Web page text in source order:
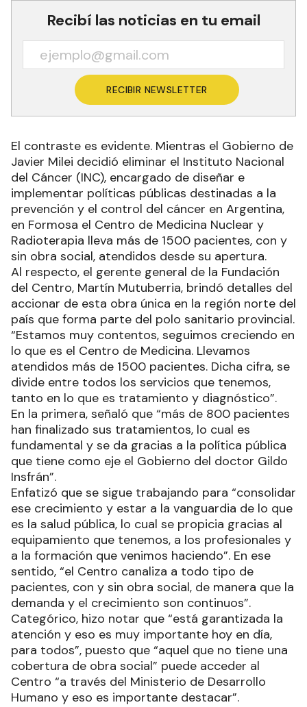
Recibí las noticias en tu email
RECIBIR NEWSLETTER
El contraste es evidente. Mientras el Gobierno de
Javier Milei decidió eliminar el Instituto Nacional
del Cáncer (INC), encargado de diseñar e
implementar políticas públicas destinadas a la
prevención y el control del cáncer en Argentina,
en Formosa el Centro de Medicina Nuclear y
Radioterapia lleva más de 1500 pacientes, con y
sin obra social, atendidos desde su apertura.
Al respecto, el gerente general de la Fundación
del Centro, Martín Mutuberria, brindó detalles del
accionar de esta obra única en la región norte del
país que forma parte del polo sanitario provincial.
“Estamos muy contentos, seguimos creciendo en
lo que es el Centro de Medicina. Llevamos
atendidos más de 1500 pacientes. Dicha cifra, se
divide entre todos los servicios que tenemos,
tanto en lo que es tratamiento y diagnóstico”.
En la primera, señaló que “más de 800 pacientes
han finalizado sus tratamientos, lo cual es
fundamental y se da gracias a la política pública
que tiene como eje el Gobierno del doctor Gildo
Insfrán”.
Enfatizó que se sigue trabajando para “consolidar
ese crecimiento y estar a la vanguardia de lo que
es la salud pública, lo cual se propicia gracias al
equipamiento que tenemos, a los profesionales y
a la formación que venimos haciendo”. En ese
sentido, “el Centro canaliza a todo tipo de
pacientes, con y sin obra social, de manera que la
demanda y el crecimiento son continuos”.
Categórico, hizo notar que “está garantizada la
atención y eso es muy importante hoy en día,
para todos”, puesto que “aquel que no tiene una
cobertura de obra social” puede acceder al
Centro “a través del Ministerio de Desarrollo
Humano y eso es importante destacar”.